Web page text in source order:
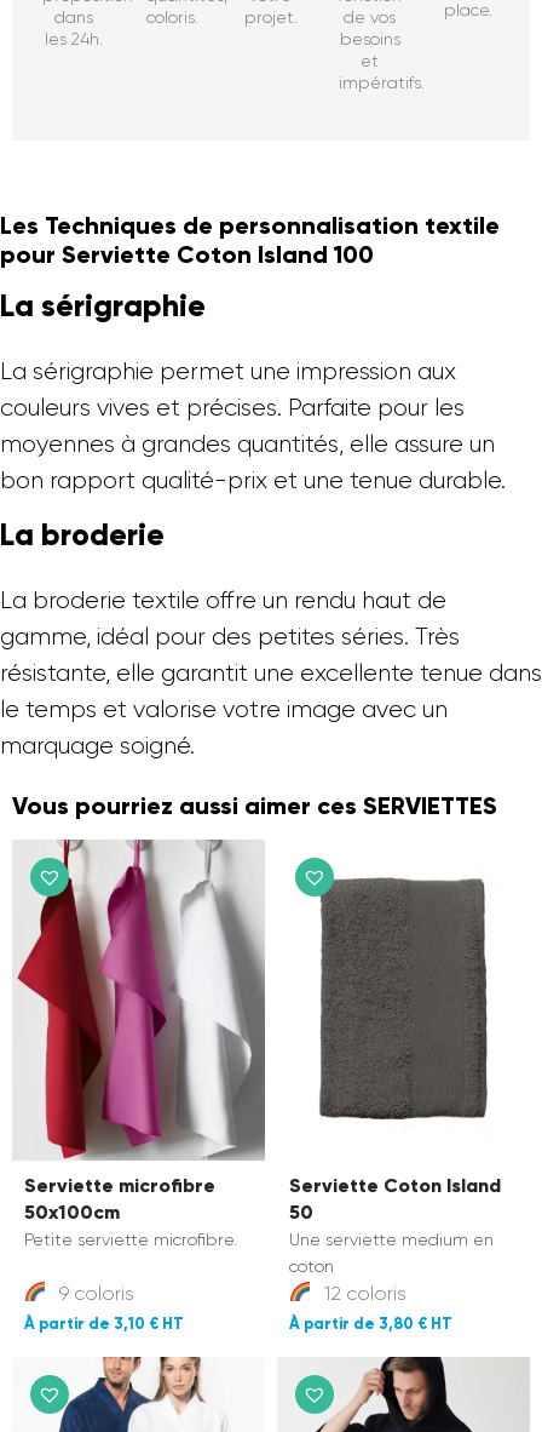
dans
les 24h.
coloris.
projet.
de vos
besoins
et
impératifs.
place.
Les Techniques de personnalisation textile
pour Serviette Coton Island 100
La sérigraphie
La sérigraphie permet une impression aux
couleurs vives et précises. Parfaite pour les
moyennes à grandes quantités, elle assure un
bon rapport qualité-prix et une tenue durable.
La broderie
La broderie textile offre un rendu haut de
gamme, idéal pour des petites séries. Très
résistante, elle garantit une excellente tenue dans
le temps et valorise votre image avec un
marquage soigné.
Vous pourriez aussi aimer ces SERVIETTES
Serviette microfibre
50x100cm
Petite serviette microfibre.
9 coloris
3,10 €
Serviette Coton Island
50
Une serviette medium en
coton
12 coloris
3,80 €